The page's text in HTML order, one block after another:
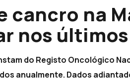
cancro na
nos
do Registo Oncológico
anualmente. Dados